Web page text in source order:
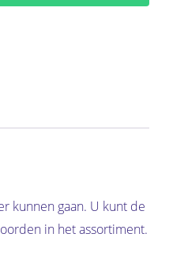
kunnen gaan. U kunt de
in het assortiment.